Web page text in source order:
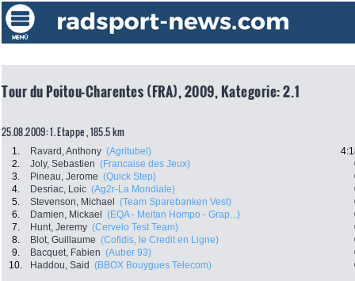
Tour du Poitou-Charentes (FRA), 2009, Kategorie: 2.1
25.08.2009: 1. Etappe , 185.5 km
1. Ravard, Anthony (Agritubel)
2.
Joly, Sebastien (Francaise des Jeux)
3.
Pineau, Jerome (Quick Step)
4.
Desriac, Loic (Ag2r-La Mondiale)
5.
Stevenson, Michael (Team Sparebanken Vest)
6.
Damien, Mickael (EQA - Meitan Hompo - Grap...)
7.
Hunt, Jeremy (Cervelo Test Team)
8.
Blot, Guillaume (Cofidis, le Credit en Ligne)
9.
Bacquet, Fabien (Auber 93)
10.
Haddou, Said (BBOX Bouygues Telecom)